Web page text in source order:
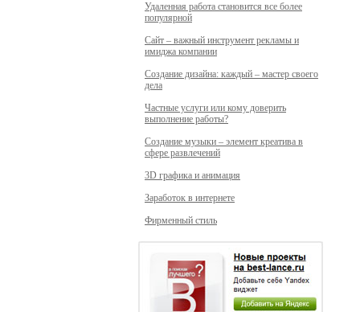
Удаленная работа становится все более
популярной
Сайт – важный инструмент рекламы и
имиджа компании
Создание дизайна: каждый – мастер своего
дела
Частные услуги или кому доверить
выполнение работы?
Создание музыки – элемент креатива в
сфере развлечений
3D графика и анимация
Заработок в интернете
Фирменный стиль